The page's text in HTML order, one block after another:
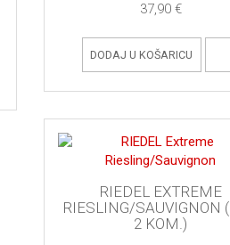
37,90 €
DODAJ U KOŠARICU
RIEDEL EXTREME
RIESLING/SAUVIGNON
2 KOM.)